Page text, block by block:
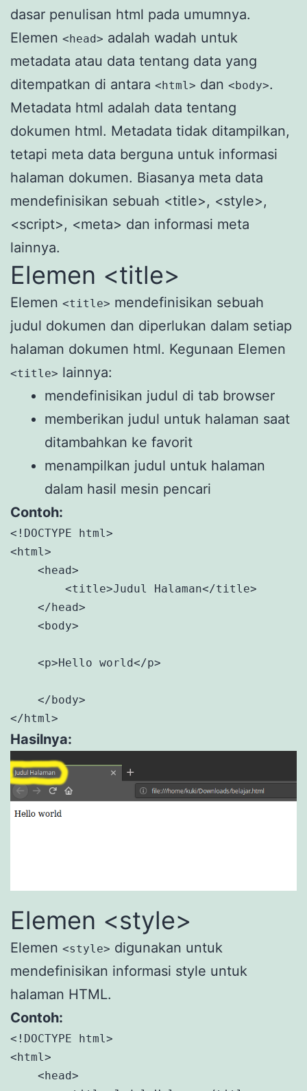
dasar penulisan html pada umumnya.
Elemen <head> adalah wadah untuk
metadata atau data tentang data yang
ditempatkan di antara <html> dan <body>.
Metadata html adalah data tentang
dokumen html. Metadata tidak ditampilkan,
tetapi meta data berguna untuk informasi
halaman dokumen. Biasanya meta data
mendefinisikan sebuah <title>, <style>,
<script>, <meta> dan informasi meta
lainnya.
Elemen <title>
Elemen <title> mendefinisikan sebuah
judul dokumen dan diperlukan dalam setiap
halaman dokumen html. Kegunaan Elemen
<title> lainnya:
mendefinisikan judul di tab browser
memberikan judul untuk halaman saat
ditambahkan ke favorit
menampilkan judul untuk halaman
dalam hasil mesin pencari
Contoh:
<!DOCTYPE html>
<html>
    <head>
        <title>Judul Halaman</title>
    </head>
    <body>
    <p>Hello world</p>
    </body>
</html>
Hasilnya:
Elemen <style>
Elemen <style> digunakan untuk
mendefinisikan informasi style untuk
halaman HTML.
Contoh:
<!DOCTYPE html>
<html>
    <head>